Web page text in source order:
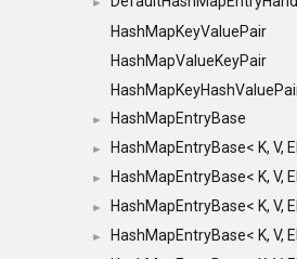
HashMapKeyValuePair
HashMapValueKeyPair
► HashMapEntryBase
► HashMapEntryBase< K, V,
► HashMapEntryBase< K, V,
► HashMapEntryBase< K, V,
► HashMapEntryBase< K, V,